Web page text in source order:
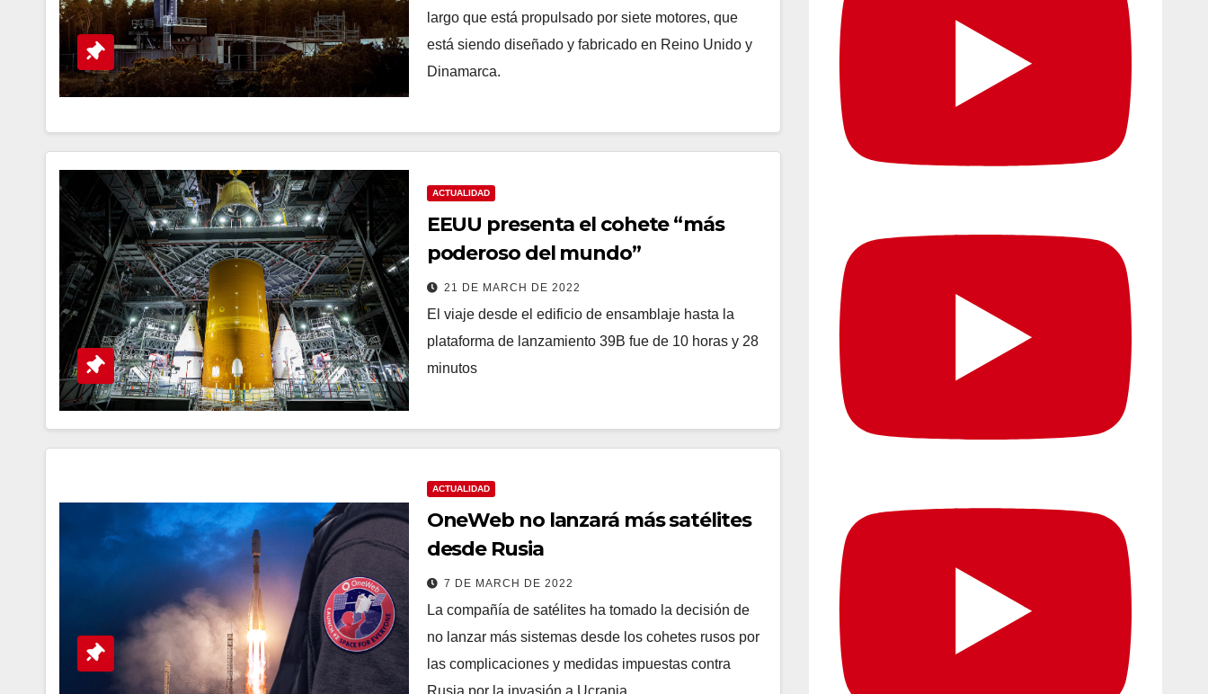
largo que está propulsado por siete motores, que
está siendo diseñado y fabricado en Reino Unido y
Dinamarca.
ACTUALIDAD
EEUU presenta el cohete “más
poderoso del mundo”
21 DE MARCH DE 2022
El viaje desde el edificio de ensamblaje hasta la
plataforma de lanzamiento 39B fue de 10 horas y 28
minutos
ACTUALIDAD
OneWeb no lanzará más satélites
desde Rusia
7 DE MARCH DE 2022
La compañía de satélites ha tomado la decisión de
no lanzar más sistemas desde los cohetes rusos por
las complicaciones y medidas impuestas contra